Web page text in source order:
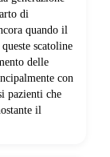
di
quando il
scatoline
delle
con
pazienti che
il